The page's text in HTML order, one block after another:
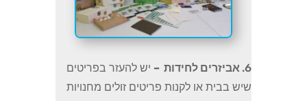
6. אביזרים לחידות – יש להעזר בפריטים
שיש בבית או לקנות פריטים זולים מחנויות